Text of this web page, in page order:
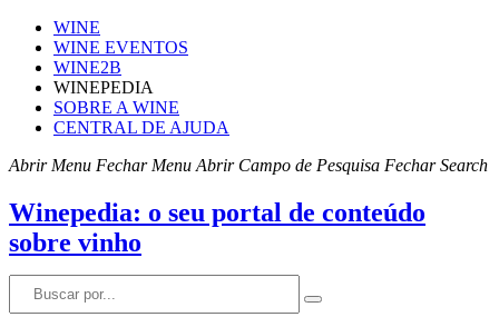
WINE
WINE EVENTOS
WINE2B
WINEPEDIA
SOBRE A WINE
CENTRAL DE AJUDA
Abrir Menu Fechar Menu Abrir Campo de Pesquisa Fechar Search
Winepedia: o seu portal de conteúdo
sobre vinho